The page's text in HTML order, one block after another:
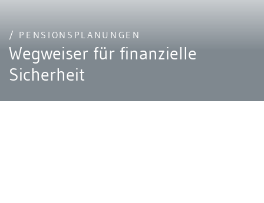
/ PENSIONSPLANUNGEN
Wegweiser für finanzielle
Sicherheit